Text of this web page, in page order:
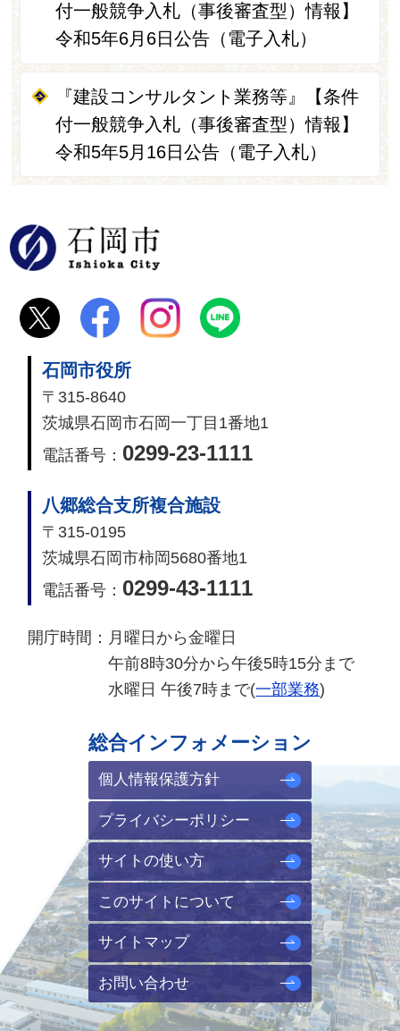
付一般競争入札（事後審査型）情報】
令和5年6月6日公告（電子入札）
『建設コンサルタント業務等』【条件
付一般競争入札（事後審査型）情報】
令和5年5月16日公告（電子入札）
石岡市役所
〒315-8640
茨城県石岡市石岡一丁目1番地1
電話番号： 0299-23-1111
八郷総合支所複合施設
〒315-0195
茨城県石岡市柿岡5680番地1
電話番号： 0299-43-1111
開庁時間： 月曜日から金曜日
午前8時30分から午後5時15分まで
水曜日 午後7時まで(一部業務)
総合インフォメーション
個人情報保護方針
プライバシーポリシー
サイトの使い方
このサイトについて
サイトマップ
お問い合わせ